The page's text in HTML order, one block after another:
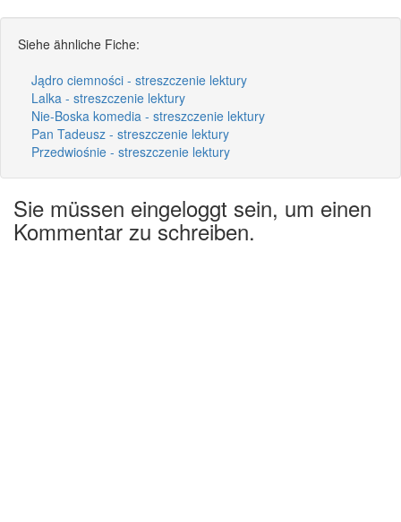
Siehe ähnliche Fiche:
Jądro ciemności - streszczenie lektury
Lalka - streszczenie lektury
Nie-Boska komedia - streszczenie lektury
Pan Tadeusz - streszczenie lektury
Przedwiośnie - streszczenie lektury
Sie müssen eingeloggt sein, um einen
Kommentar zu schreiben.